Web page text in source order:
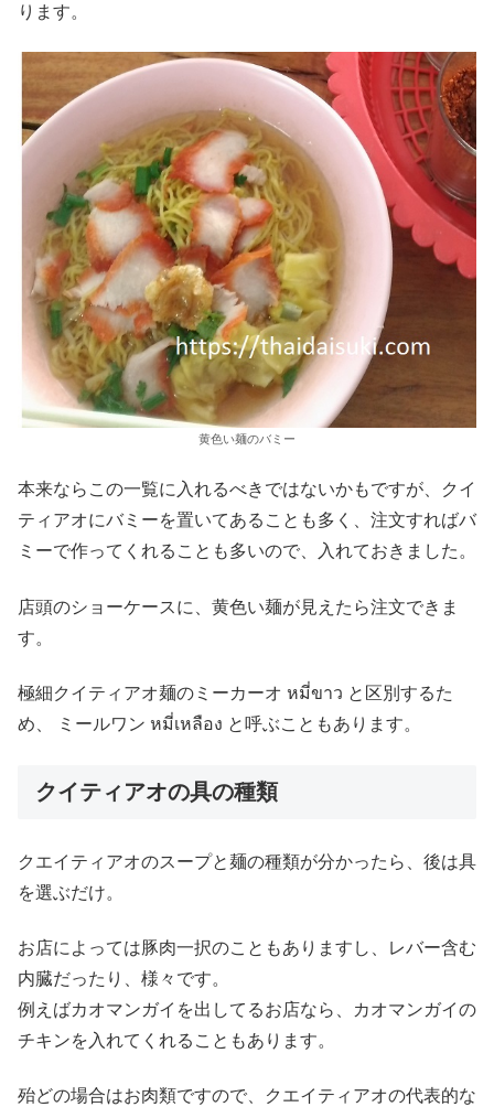
ります。
黄色い麺のバミー
本来ならこの一覧に入れるべきではないかもですが、クイ
ティアオにバミーを置いてあることも多く、注文すればバ
ミーで作ってくれることも多いので、入れておきました。
店頭のショーケースに、黄色い麺が見えたら注文できま
す。
極細クイティアオ麺のミーカーオ หมี่ขาว と区別するた
め、 ミールワン หมี่เหลือง と呼ぶこともあります。
クイティアオの具の種類
クエイティアオのスープと麺の種類が分かったら、後は具
を選ぶだけ。
お店によっては豚肉一択のこともありますし、レバー含む
内臓だったり、様々です。
例えばカオマンガイを出してるお店なら、カオマンガイの
チキンを入れてくれることもあります。
殆どの場合はお肉類ですので、クエイティアオの代表的な